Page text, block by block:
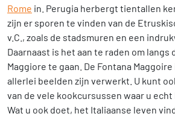
Rome in. Perugia herbergt tientallen
zijn er sporen te vinden van de
v.C., zoals de stadsmuren en een
Daarnaast is het aan te raden om langs
Maggiore te gaan. De Fontana
allerlei beelden zijn verwerkt. U kunt
van de vele kookcursussen waar u echt
Wat u ook doet, het Italiaanse leven